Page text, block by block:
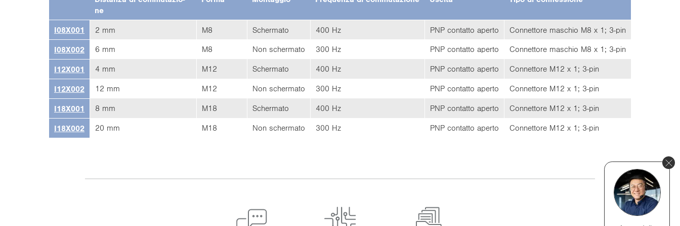
ne
I08X001 2 mm M8 Scher­ma­to 400 Hz PNP con­tat­to aper­to Con­net­to­re ma­schio M8 x 1; 3-pin
I08X002 6 mm M8 Non scher­ma­to 300 Hz PNP con­tat­to aper­to Con­net­to­re ma­schio M8 x 1; 3-pin
I12X001 4 mm M12 Scher­ma­to 400 Hz PNP con­tat­to aper­to Con­net­to­re M12 x 1; 3-pin
I12X002 12 mm M12 Non scher­ma­to 300 Hz PNP con­tat­to aper­to Con­net­to­re M12 x 1; 3-pin
I18X001 8 mm M18 Scher­ma­to 400 Hz PNP con­tat­to aper­to Con­net­to­re M12 x 1; 3-pin
I18X002 20 mm M18 Non scher­ma­to 300 Hz PNP con­tat­to aper­to Con­net­to­re M12 x 1; 3-pin